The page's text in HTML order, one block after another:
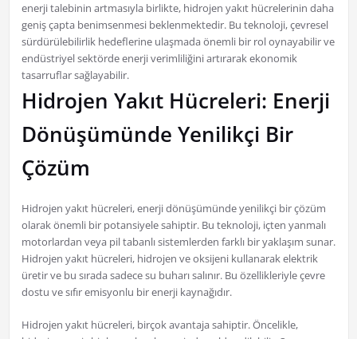
enerji talebinin artmasıyla birlikte, hidrojen yakıt hücrelerinin daha
geniş çapta benimsenmesi beklenmektedir. Bu teknoloji, çevresel
sürdürülebilirlik hedeflerine ulaşmada önemli bir rol oynayabilir ve
endüstriyel sektörde enerji verimliliğini artırarak ekonomik
tasarruflar sağlayabilir.
Hidrojen Yakıt Hücreleri: Enerji
Dönüşümünde Yenilikçi Bir
Çözüm
Hidrojen yakıt hücreleri, enerji dönüşümünde yenilikçi bir çözüm
olarak önemli bir potansiyele sahiptir. Bu teknoloji, içten yanmalı
motorlardan veya pil tabanlı sistemlerden farklı bir yaklaşım sunar.
Hidrojen yakıt hücreleri, hidrojen ve oksijeni kullanarak elektrik
üretir ve bu sırada sadece su buharı salınır. Bu özellikleriyle çevre
dostu ve sıfır emisyonlu bir enerji kaynağıdır.
Hidrojen yakıt hücreleri, birçok avantaja sahiptir. Öncelikle,